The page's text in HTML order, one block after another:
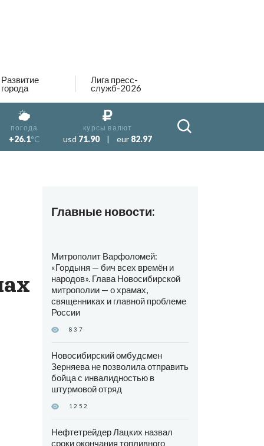
Развитие
города
Лига пресс-
служб-2026
погода
+26.1°C
курсы валют
usd 71.90 | eur 82.97
Главные новости:
Митрополит Варфоломей:
«Гордыня — бич всех времён и
народов». Глава Новосибирской
митрополии — о храмах,
священниках и главной проблеме
России
837
Новосибирский омбудсмен
Зерняева не позволила отправить
бойца с инвалидностью в
штурмовой отряд
1252
Нефтетрейдер Лацких назвал
сроки окончания топливного